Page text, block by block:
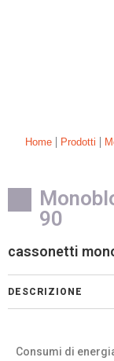
Home | Prodotti |
90
cassonetti
DESCRIZIONE
Consumi di